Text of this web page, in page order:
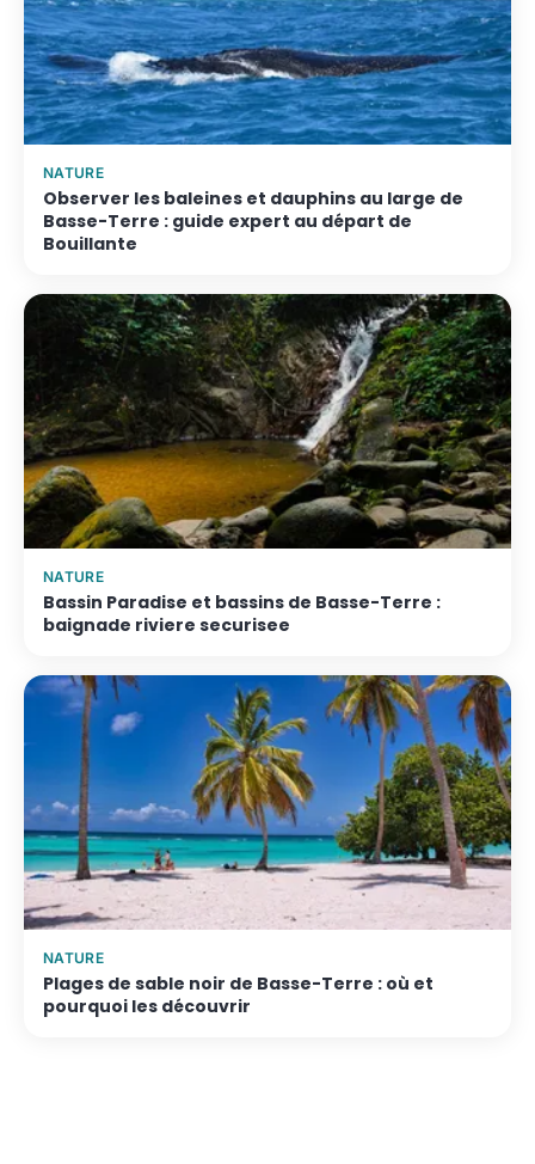
NATURE
Observer les baleines et dauphins au large de
Basse-Terre : guide expert au départ de
Bouillante
NATURE
Bassin Paradise et bassins de Basse-Terre :
baignade riviere securisee
NATURE
Plages de sable noir de Basse-Terre : où et
pourquoi les découvrir